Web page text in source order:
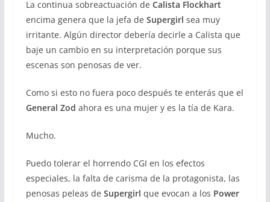
La continua sobreactuación de Calista Flockhart
encima genera que la jefa de Supergirl sea muy
irritante. Algún director debería decirle a Calista que
baje un cambio en su interpretación porque sus
escenas son penosas de ver.
Como si esto no fuera poco después te enterás que el
General Zod ahora es una mujer y es la tía de Kara.
Mucho.
Puedo tolerar el horrendo CGI en los efectos
especiales, la falta de carisma de la protagonista, las
penosas peleas de Supergirl que evocan a los Power